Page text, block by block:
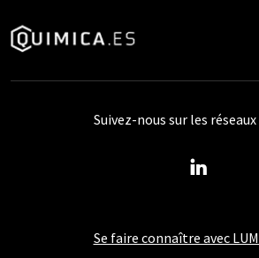
Se faire connaître avec
Suivez-nous sur les